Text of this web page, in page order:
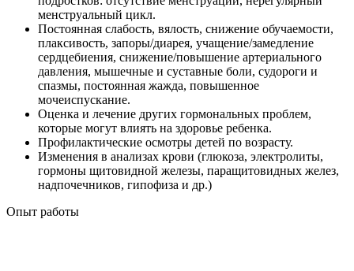
менструальный цикл.
Постоянная слабость, вялость, снижение обучаемости,
плаксивость, запоры/диарея, учащение/замедление
сердцебиения, снижение/повышение артериального
давления, мышечные и суставные боли, судороги и
спазмы, постоянная жажда, повышенное
мочеиспускание.
Оценка и лечение других гормональных проблем,
которые могут влиять на здоровье ребенка.
Профилактические осмотры детей по возрасту.
Изменения в анализах крови (глюкоза, электролиты,
гормоны щитовидной железы, паращитовидных желез,
надпочечников, гипофиза и др.)
Опыт работы